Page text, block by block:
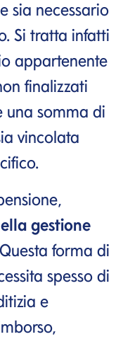
sia necessario
Si tratta infatti
appartenente
finalizzati
una somma di
vincolata
gestione
forma di
spesso di
e